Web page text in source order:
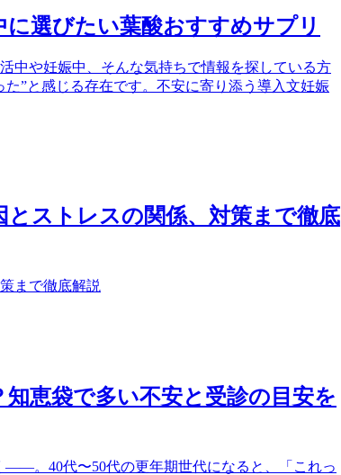
選びたい葉酸おすすめサプリ
中や妊娠中、そんな気持ちで情報を探している方
”と感じる存在です。不安に寄り添う導入文妊娠
ストレスの関係、対策まで徹底
まで徹底解説
恵袋で多い不安と受診の目安を
――。40代〜50代の更年期世代になると、「これっ